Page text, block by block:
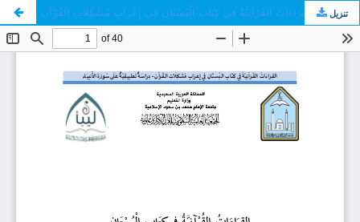
القِرَاءَاتُ القُرْآنِيَّةُ فِي كِتَابِ الْبُسْتَانِ فِي إِعْرَابِ مُشْكِلَاتِ القُرْآنِ تنزيل